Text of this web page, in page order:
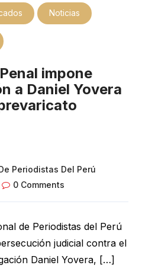
Noticias
impone
a Daniel Yovera
Periodistas Del Perú
0 Comments
de Periodistas del Perú
judicial contra el
Daniel Yovera, […]